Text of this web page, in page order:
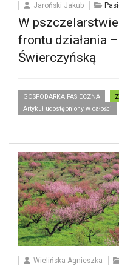
Jaroński Jakub
W
frontu działania
Świerczyńską
GOSPODARKA PASIECZNA
Artykuł udostępniony w całości
Wielińska Agnieszka